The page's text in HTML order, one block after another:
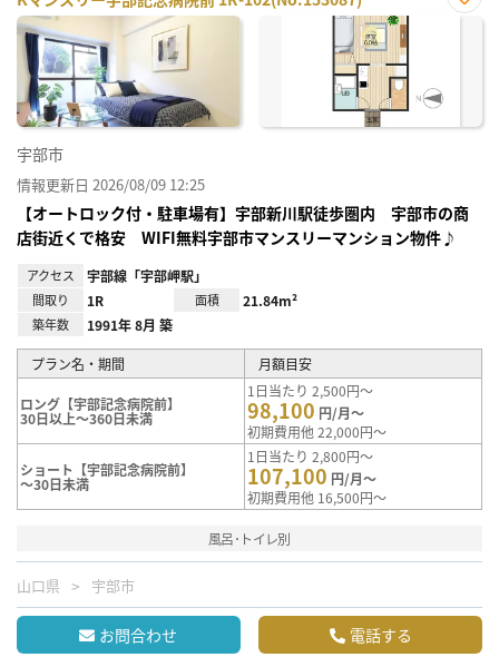
お気
宇部市
情報更新日 2026/08/09 12:25
【オートロック付・駐車場有】宇部新川駅徒歩圏内 宇部市の商
店街近くで格安 WIFI無料宇部市マンスリーマンション物件♪
アクセス 宇部線「宇部岬駅」
間取り 1R 面積 21.84m²
築年数 1991年 8月 築
プラン名・期間 月額目安
ロング【宇部記念病院前】
30日以上～360日未満
1日当たり 2,500円～
98,100 円/月～
初期費用他 22,000円～
ショート【宇部記念病院前】
～30日未満
1日当たり 2,800円～
107,100 円/月～
初期費用他 16,500円～
風呂･トイレ別
山口県 宇部市
お問合わせ 電話する